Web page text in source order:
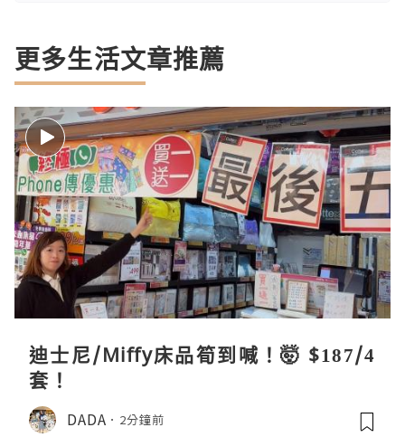
更多生活文章推薦
迪士尼/Miffy床品筍到喊！🤯 $187/4
套！
DADA 2分鐘前